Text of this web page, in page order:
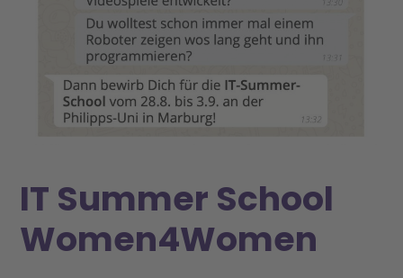
IT Summer School
Women4Women